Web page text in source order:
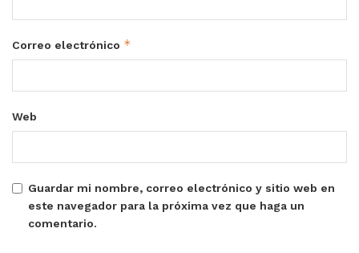
Correo electrónico *
Web
Guardar mi nombre, correo electrónico y sitio web en
este navegador para la próxima vez que haga un
comentario.